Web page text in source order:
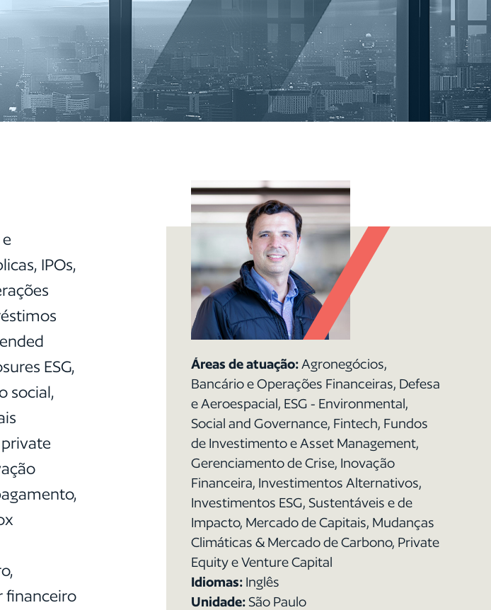
Áreas de atuação:Agronegócios,
Bancário e Operações Financeiras, Defesa
e Aeroespacial, ESG - Environmental,
Social and Governance, Fintech, Fundos
de Investimento e Asset Management,
Gerenciamento de Crise, Inovação
Financeira, Investimentos Alternativos,
Investimentos ESG, Sustentáveis e de
Impacto, Mercado de Capitais, Mudanças
Climáticas & Mercado de Carbono, Private
Equity e Venture Capital
Idiomas: Inglês
Unidade: São Paulo
IPOs,
ESG,
social,
financeiro